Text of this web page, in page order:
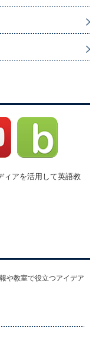
ィアを活用して英語教
や教室で役立つアイデア